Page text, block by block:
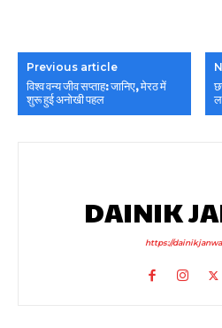
Previous article
विश्व वन्य जीव सप्ताह: जानिए, मेरठ में
शुरू हुई अनोखी पहल
DAINIK
https://